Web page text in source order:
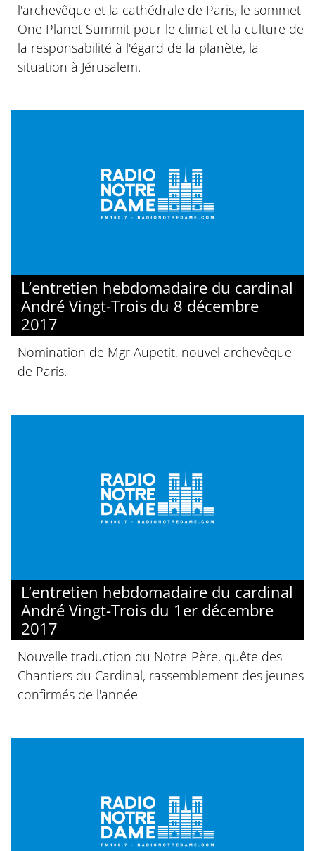
l'archevêque et la cathédrale de Paris, le sommet
One Planet Summit pour le climat et la culture de
la responsabilité à l'égard de la planète, la
situation à Jérusalem.
L’entretien hebdomadaire du cardinal
André Vingt-Trois du 8 décembre
2017
Nomination de Mgr Aupetit, nouvel archevêque
de Paris.
L’entretien hebdomadaire du cardinal
André Vingt-Trois du 1er décembre
2017
Nouvelle traduction du Notre-Père, quête des
Chantiers du Cardinal, rassemblement des jeunes
confirmés de l'année